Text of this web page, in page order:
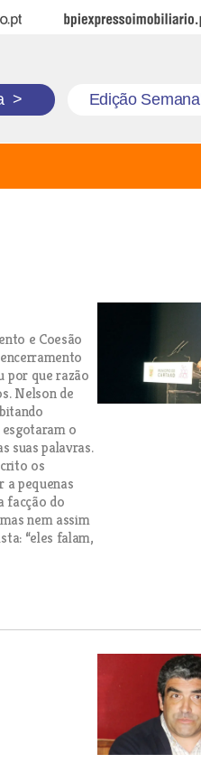
BPI Expresso Imobiliário
> Edição Semanal
e Coesão
por que razão
Nelson de
o
suas palavras.
os
a pequenas
facção do
nem assim
“eles falam,